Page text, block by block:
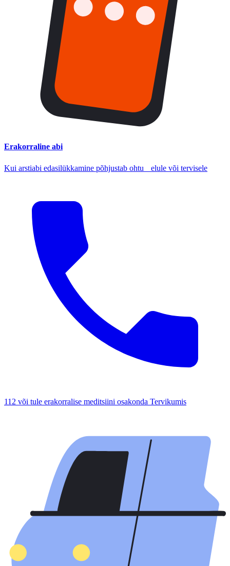
Erakorraline abi
Kui arstiabi edasilükkamine põhjustab ohtu elule või tervisele
112 või tule erakorralise meditsiini osakonda Tervikumis